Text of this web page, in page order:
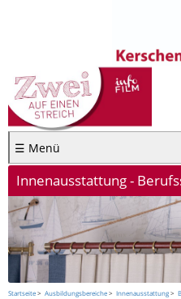
☰ Menü
Innenausstattung -
Startseite Ausbildungsbereiche Innenausstattung